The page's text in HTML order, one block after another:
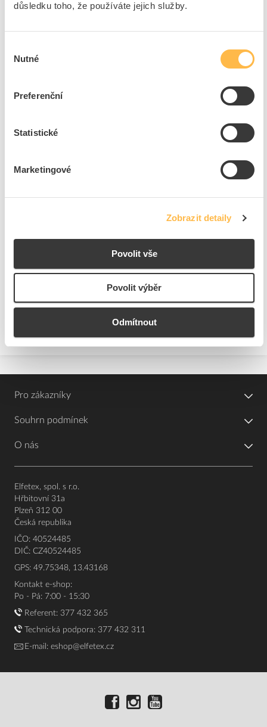
důsledku toho, že používáte jejich služby.
souhlasu
Nutné
Preferenční
Statistické
Marketingové
Zobrazit detaily
Povolit vše
Povolit výběr
Odmítnout
Program konferenece naleznete zde
Připomeňte si s námi momenty z loňského Elfetex festu.
Těšíme se na vás na letošním již 28. ročníku!
Pro zákazníky
Souhrn podmínek
O nás
Elfetex, spol. s r.o.
Hřbitovní 31a
Plzeň 312 00
Česká republika
IČO: 40524485
DIČ: CZ40524485
GPS: 49.75348, 13.43168
Kontakt e-shop:
Po - Pá: 7:00 - 15:30
Referent: 377 432 365
Technická podpora: 377 432 311
E-mail: eshop@elfetex.cz